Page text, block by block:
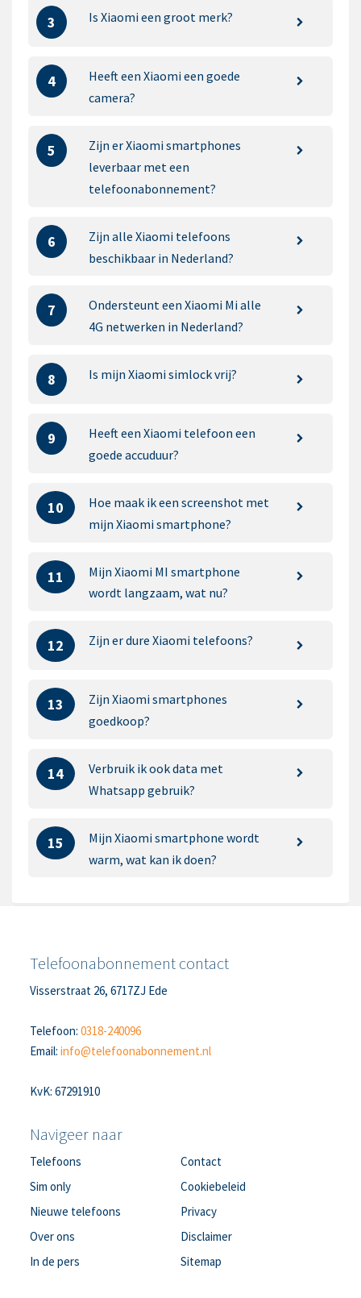
3 Is Xiaomi een groot merk?
4
Heeft een Xiaomi een goede
camera?
5
Zijn er Xiaomi smartphones
leverbaar met een
telefoonabonnement?
6
Zijn alle Xiaomi telefoons
beschikbaar in Nederland?
7
Ondersteunt een Xiaomi Mi alle
4G netwerken in Nederland?
8 Is mijn Xiaomi simlock vrij?
9
Heeft een Xiaomi telefoon een
goede accuduur?
10
Hoe maak ik een screenshot met
mijn Xiaomi smartphone?
11
Mijn Xiaomi MI smartphone
wordt langzaam, wat nu?
12 Zijn er dure Xiaomi telefoons?
13
Zijn Xiaomi smartphones
goedkoop?
14
Verbruik ik ook data met
Whatsapp gebruik?
15
Mijn Xiaomi smartphone wordt
warm, wat kan ik doen?
Telefoonabonnement contact
Visserstraat 26, 6717ZJ Ede
Telefoon:0318-240096
Email:info@telefoonabonnement.nl
KvK: 67291910
Navigeer naar
Telefoons
Sim only
Nieuwe telefoons
Over ons
In de pers
Contact
Cookiebeleid
Privacy
Disclaimer
Sitemap